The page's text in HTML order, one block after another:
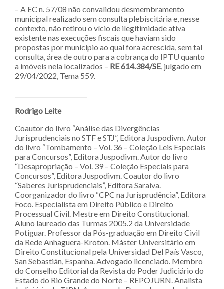
– A EC n. 57/08 não convalidou desmembramento
municipal realizado sem consulta plebiscitária e, nesse
contexto, não retirou o vício de ilegitimidade ativa
existente nas execuções fiscais que haviam sido
propostas por município ao qual fora acrescida, sem tal
consulta, área de outro para a cobrança do IPTU quanto
a imóveis nela localizados – RE 614.384/SE, julgado em
29/04/2022, Tema 559.
Rodrigo Leite
Coautor do livro “Análise das Divergências
Jurisprudenciais no STF e STJ”, Editora Juspodivm. Autor
do livro “Tombamento – Vol. 36 – Coleção Leis Especiais
para Concursos”, Editora Juspodivm. Autor do livro
“Desapropriação – Vol. 39 – Coleção Especiais para
Concursos”, Editora Juspodivm. Coautor do livro
“Saberes Jurisprudenciais”, Editora Saraiva.
Coorganizador do livro “CPC na Jurisprudência”, Editora
Foco. Especialista em Direito Público e Direito
Processual Civil. Mestre em Direito Constitucional.
Aluno laureado das Turmas 2005.2 da Universidade
Potiguar. Professor da Pós-graduação em Direito Civil
da Rede Anhaguera-Kroton. Máster Universitário em
Direito Constitucional pela Universidad Del País Vasco,
San Sebastián, Espanha. Advogado licenciado. Membro
do Conselho Editorial da Revista do Poder Judiciário do
Estado do Rio Grande do Norte – REPOJURN. Analista